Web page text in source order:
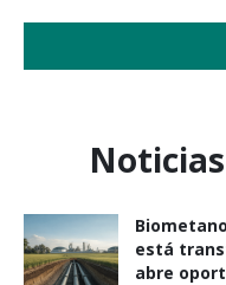
está
abre